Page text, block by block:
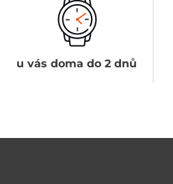
u vás doma do 2 dnů